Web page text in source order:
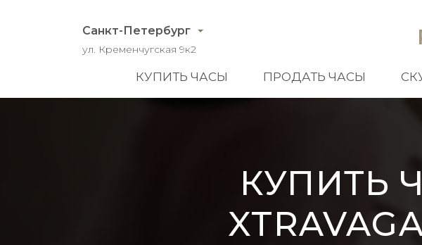
Санкт-Петербург
ул. Кременчугская 9к2
КУПИТЬ ЧАСЫ ПРОДАТЬ ЧАСЫ
КУПИТЬ